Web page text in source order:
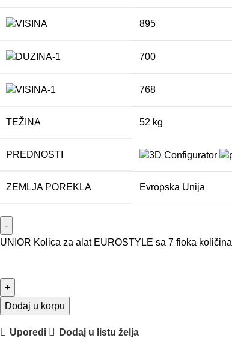
895
700
768
TEŽINA 52 kg
PREDNOSTI
ZEMLJA POREKLA Evropska Unija
UNIOR Kolica za alat EUROSTYLE sa 7 fioka količina
Dodaj u korpu
Uporedi Dodaj u listu želja